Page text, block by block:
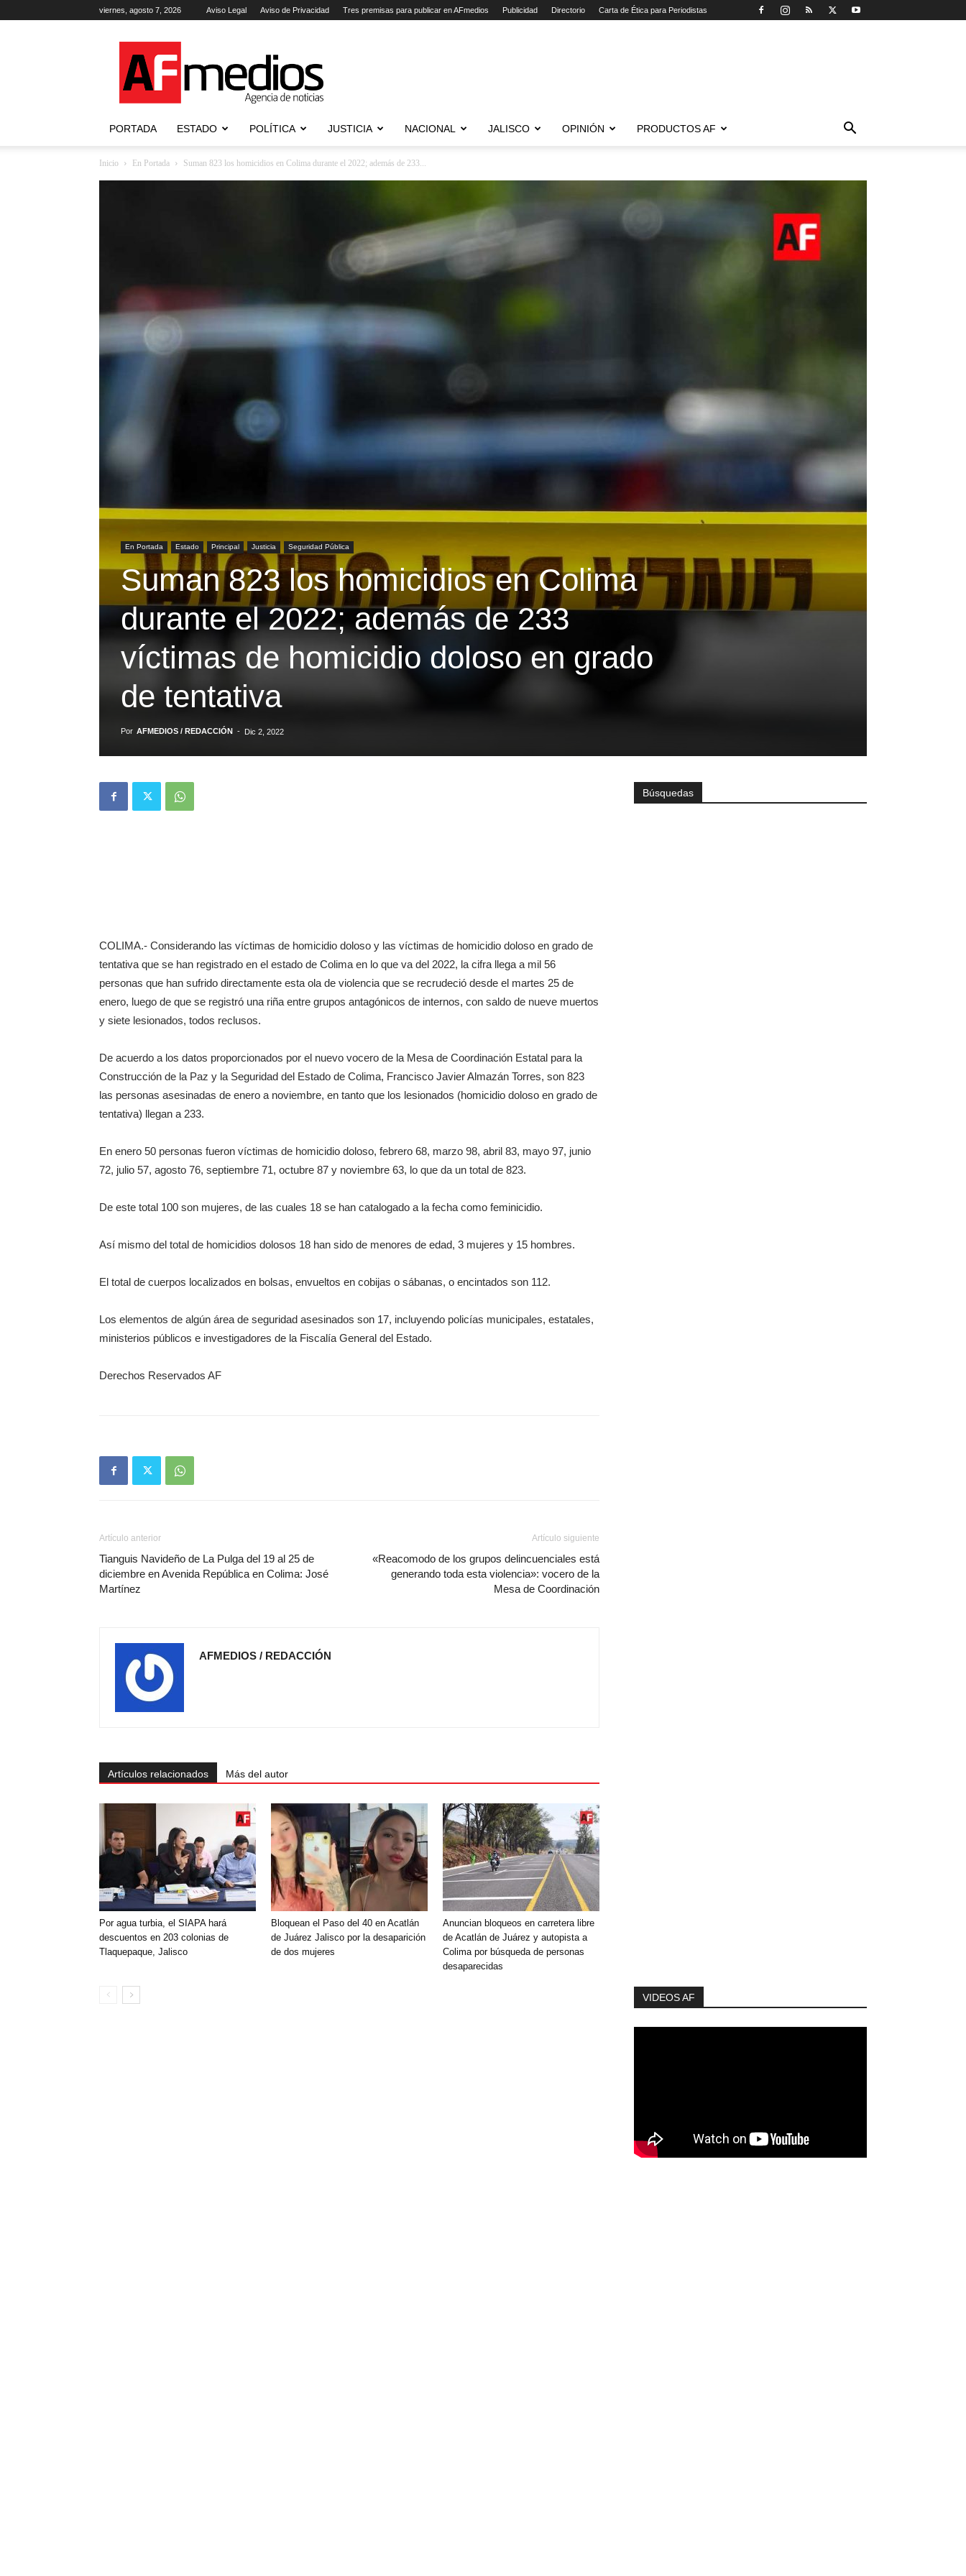
viernes, agosto 7, 2026 Aviso Legal Aviso de Privacidad Tres premisas para publicar en AFmedios Publicidad Directorio Carta de Ética para Periodistas
Agencia
de
Noticias
PORTADA ESTADO POLÍTICA JUSTICIA NACIONAL JALISCO OPINIÓN PRODUCTOS AF
Inicio En Portada Suman 823 los homicidios en Colima durante el 2022; además de 233...
En Portada Estado Principal Justicia Seguridad Pública
Suman 823 los homicidios en Colima
durante el 2022; además de 233
víctimas de homicidio doloso en grado
de tentativa
Por AFMEDIOS / REDACCIÓN - Dic 2, 2022
COLIMA.- Considerando las víctimas de homicidio doloso y las víctimas de homicidio doloso en grado de
tentativa que se han registrado en el estado de Colima en lo que va del 2022, la cifra llega a mil 56
personas que han sufrido directamente esta ola de violencia que se recrudeció desde el martes 25 de
enero, luego de que se registró una riña entre grupos antagónicos de internos, con saldo de nueve muertos
y siete lesionados, todos reclusos.
De acuerdo a los datos proporcionados por el nuevo vocero de la Mesa de Coordinación Estatal para la
Construcción de la Paz y la Seguridad del Estado de Colima, Francisco Javier Almazán Torres, son 823
las personas asesinadas de enero a noviembre, en tanto que los lesionados (homicidio doloso en grado de
tentativa) llegan a 233.
En enero 50 personas fueron víctimas de homicidio doloso, febrero 68, marzo 98, abril 83, mayo 97, junio
72, julio 57, agosto 76, septiembre 71, octubre 87 y noviembre 63, lo que da un total de 823.
De este total 100 son mujeres, de las cuales 18 se han catalogado a la fecha como feminicidio.
Así mismo del total de homicidios dolosos 18 han sido de menores de edad, 3 mujeres y 15 hombres.
El total de cuerpos localizados en bolsas, envueltos en cobijas o sábanas, o encintados son 112.
Los elementos de algún área de seguridad asesinados son 17, incluyendo policías municipales, estatales,
ministerios públicos e investigadores de la Fiscalía General del Estado.
Derechos Reservados AF
Artículo anterior
Tianguis Navideño de La Pulga del 19 al 25 de
diciembre en Avenida República en Colima: José
Martínez
Artículo siguiente
«Reacomodo de los grupos delincuenciales está
generando toda esta violencia»: vocero de la
Mesa de Coordinación
AFMEDIOS / REDACCIÓN
Artículos relacionados Más del autor
Por agua turbia, el SIAPA hará
descuentos en 203 colonias de
Tlaquepaque, Jalisco
Bloquean el Paso del 40 en Acatlán
de Juárez Jalisco por la desaparición
de dos mujeres
Anuncian bloqueos en carretera libre
de Acatlán de Juárez y autopista a
Colima por búsqueda de personas
desaparecidas
Búsquedas
VIDEOS AF